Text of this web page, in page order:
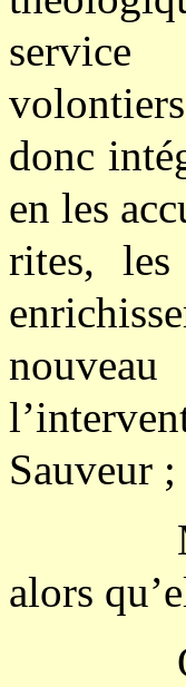
service
donc
en les
rites,
Sauveur
alors